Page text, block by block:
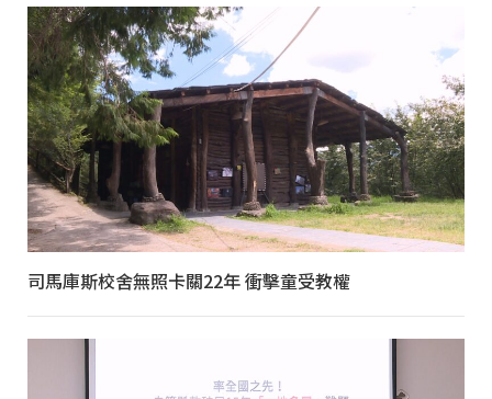
司馬庫斯校舍無照卡關22年 衝擊童受教權